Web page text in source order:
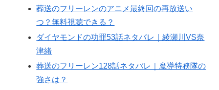
葬送のフリーレンのアニメ最終回の再放送い
つ？無料視聴できる？
ダイヤモンドの功罪53話ネタバレ｜綾瀬川VS奈
津緒
葬送のフリーレン128話ネタバレ｜魔導特務隊の
強さは？